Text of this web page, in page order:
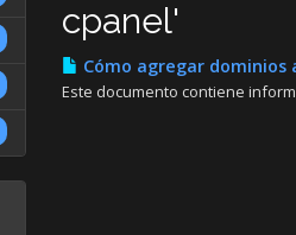
cpanel'
Cómo agregar dominios
Este documento contiene